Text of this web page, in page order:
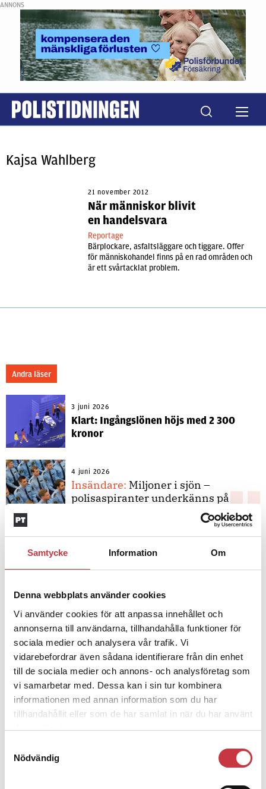
Samtycke Information Om
Denna webbplats använder cookies
Vi använder cookies för att anpassa innehållet och
annonserna till användarna, tillhandahålla funktioner för
sociala medier och analysera vår trafik. Vi
vidarebefordrar även sådana identifierare från din enhet
till de sociala medier och annons- och analysföretag som
vi samarbetar med. Dessa kan i sin tur kombinera
informationen med annan information som du har
tillhandahållit eller som de har samlat in när du har använt
deras tjänster.
Nödvändig
ANNONS
Kajsa Wahlberg
21 november 2012
När människor blivit
en handelsvara
Reportage
Bärplockare, asfaltsläggare och tiggare. Offer
för människohandel finns på en rad områden och
är ett svårtacklat problem.
Andra läser
3 juni 2026
Klart: Ingångslönen höjs med 2 300
kronor
4 juni 2026
Insändare: Miljoner i sjön –
polisaspiranter underkänns på
Jens Mårtensson:Snart 20 år i tjänst
4 juni 2026
Polisregionen erkänner fel: ”Kommer
att rättas till”
Debatt